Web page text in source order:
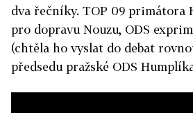
dva řečníky. TOP 09 primátora
pro dopravu Nouzu, ODS
(chtěla ho vyslat do debat
předsedu pražské ODS